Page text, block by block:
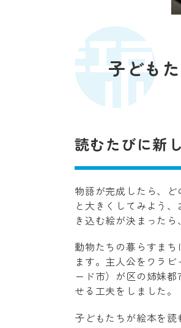
子ども
読むたびに新
物語が完成したら、
と大きくしてみよう
き込む絵が決まった
動物たちの暮らすま
ます。主人公をワラ
ード市）が区の姉妹
せる工夫をしました。
子どもたちが絵本を